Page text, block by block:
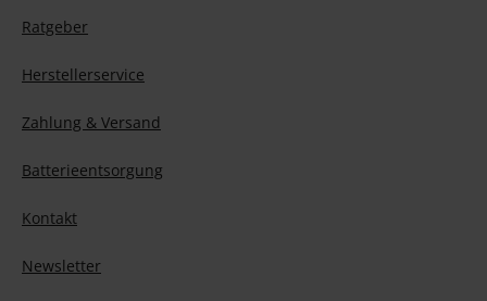
Ratgeber
Herstellerservice
Zahlung & Versand
Batterieentsorgung
Kontakt
Newsletter